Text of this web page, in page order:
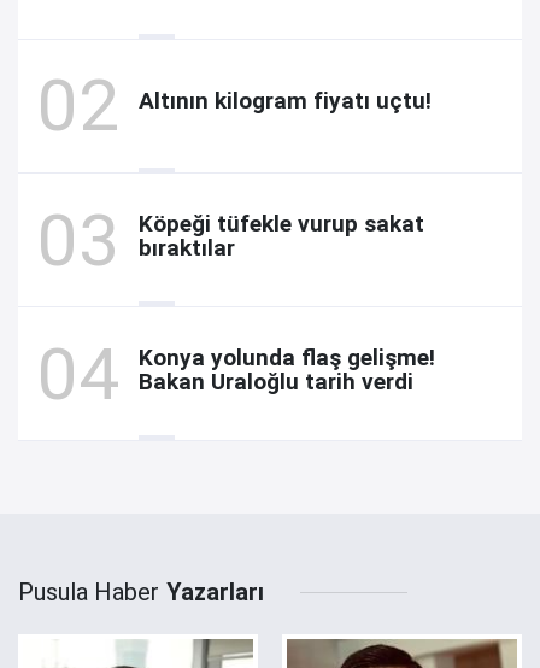
Altının kilogram fiyatı uçtu!
Köpeği tüfekle vurup sakat
bıraktılar
Konya yolunda flaş gelişme!
Bakan Uraloğlu tarih verdi
Pusula Haber Yazarları